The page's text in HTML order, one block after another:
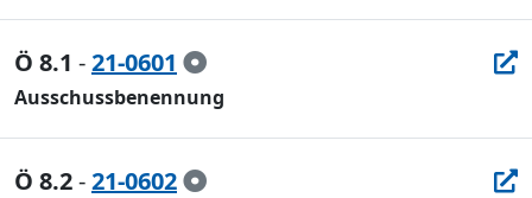
Ö 8.1 -21-0601
Ausschussbenennung
Ö 8.2-21-0602